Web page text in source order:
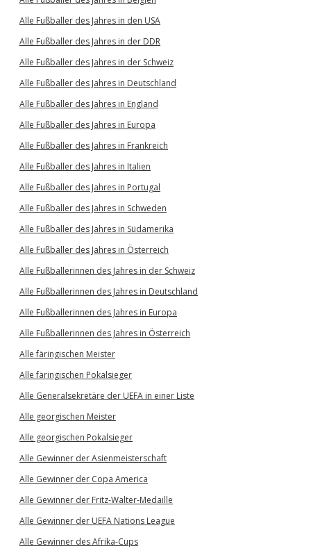
Alle Fußballer des Jahres in den USA
Alle Fußballer des Jahres in der DDR
Alle Fußballer des Jahres in der Schweiz
Alle Fußballer des Jahres in Deutschland
Alle Fußballer des Jahres in England
Alle Fußballer des Jahres in Europa
Alle Fußballer des Jahres in Frankreich
Alle Fußballer des Jahres in Italien
Alle Fußballer des Jahres in Portugal
Alle Fußballer des Jahres in Schweden
Alle Fußballer des Jahres in Südamerika
Alle Fußballer des Jahres in Österreich
Alle Fußballerinnen des Jahres in der Schweiz
Alle Fußballerinnen des Jahres in Deutschland
Alle Fußballerinnen des Jahres in Europa
Alle Fußballerinnen des Jahres in Österreich
Alle färingischen Meister
Alle färingischen Pokalsieger
Alle Generalsekretäre der UEFA in einer Liste
Alle georgischen Meister
Alle georgischen Pokalsieger
Alle Gewinner der Asienmeisterschaft
Alle Gewinner der Copa America
Alle Gewinner der Fritz-Walter-Medaille
Alle Gewinner der UEFA Nations League
Alle Gewinner des Afrika-Cups